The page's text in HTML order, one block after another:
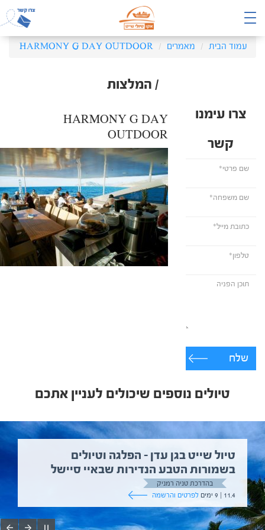
עמוד הבית מאמרים HARMONY G DAY OUTDOOR
/ המלצות
צרו עימנו
קשר
שלח
HARMONY G DAY
OUTDOOR
טיולים נוספים שיכולים לעניין אתכם
טיול שייט בגן עדן – הפלגה וטיולים
בשמורות הטבע הנדירות שבאיי סיישל
בהדרכת טניה רמניק
11.4 | 9 ימים
לפרטים והרשמה